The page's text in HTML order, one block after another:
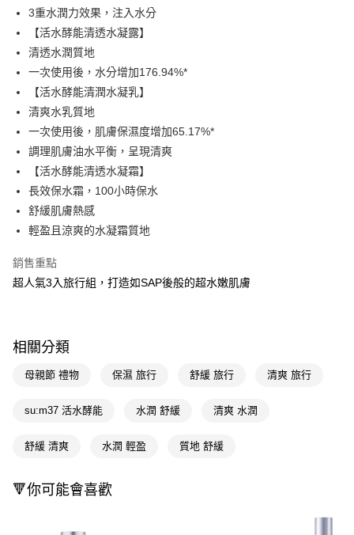
Apple Pay
街口支付
悠遊付
Google Pay
AFTEE先享後付
相關說明
【關於「AFTEE先享後付」】
AFTEE先享後付是「在收到商品之後才付款」的支付方式。 讓您購物簡單
１．簡單：不需註冊會員、不需綁卡、不需儲值。
２．便利：只要手機號碼，簡訊認證，即可結帳。
１．於結帳方式選擇「AFTEE先享後付」後，將跳轉至「AFTEE先享後付」
ATM／網路銀行／等多元方式進行付款，方視為交易完成。
購買商品的店家。未經商家同意取消之訂單仍視為有效，需透過AFTEE先享
是否繳費成功／繳費後需取消欲退款等相關疑問，請聯繫「AFTEE先享後付
易，需依本服務之必要範圍內提供個人資料，並將交易相關給付款項請求債
https://aftee.tw/terms/#terms3
即享券
運送方式
每筆NT$65，滿NT$390(含以上)免運費
萊爾富取貨付款
每筆NT$65，滿NT$490(含以上)免運費
7-11取貨付款
3重水潤力效果，注入水分
【活水酵能清透水凝露】
清透水潤質地
一次使用後，水分增加176.94%*
【活水酵能清潤水凝乳】
清爽水乳質地
一次使用後，肌膚保濕度增加65.17%*
調理肌膚油水平衡，呈現清爽
【活水酵能清透水凝霜】
長效保水霜，100小時保水
舒緩肌膚熱感
輕盈且涼爽的水凝霜質地
銷售重點
超人氣3入旅行組，打造如SAP後般的超水嫩肌膚
相關分類
母親節 禮物 保濕 旅行 舒緩 旅行 清爽 旅行
su:m37 活水酵能 水潤 舒緩 清爽 水潤
舒緩 清爽 水潤 輕盈 質地 舒緩
🔻你可能會喜歡